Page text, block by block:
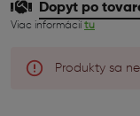
Dopyt po
Viac informácií tu
Produkty sa